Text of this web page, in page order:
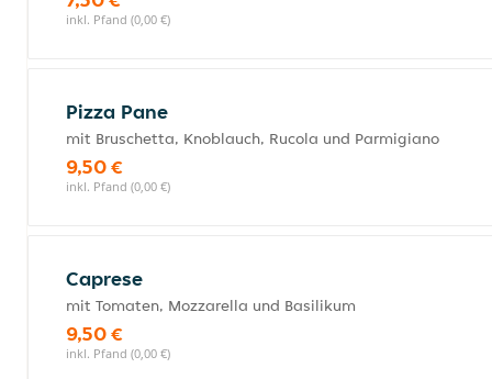
inkl. Pfand (0,00 €)
Pizza Pane
mit Bruschetta, Knoblauch, Rucola und Parmigiano
9,50 €
inkl. Pfand (0,00 €)
Caprese
mit Tomaten, Mozzarella und Basilikum
9,50 €
inkl. Pfand (0,00 €)